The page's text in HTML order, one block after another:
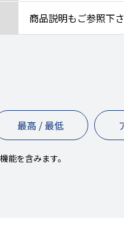
商品説明もご参照下
最高 / 最低
能を含みます。